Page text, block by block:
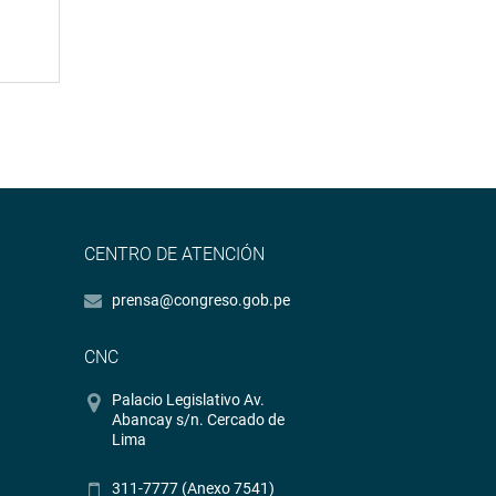
CENTRO DE ATENCIÓN
prensa@congreso.gob.pe
CNC
Palacio Legislativo Av.
Abancay s/n. Cercado de
Lima
311-7777 (Anexo 7541)